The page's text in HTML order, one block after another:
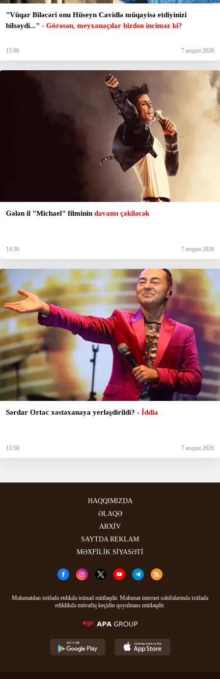
"Vüqar Biləcəri onu Hüseyn Cavidlə müqayisə etdiyinizi
bilsəydi..." - Görəsən, meyxanaçılar bizdən inciməz ki?
15:00 7 avqust 2026
Gələn il "Michael" filminin davamı çəkiləcək
14:50 7 avqust 2026
Sərdar Ortac xəstəxanaya yerləşdirildi? - İddia
13:50 7 avqust 2026
HAQQIMIZDA
ƏLAQƏ
ARXİV
SAYTDA REKLAM
MƏXFİLİK SİYASƏTİ
Məlumatdan istifadə etdikdə istinad mütləqdir. Məlumat internet səhifələrində istifadə
edildikdə müvafiq keçidin qoyulması mütləqdir.